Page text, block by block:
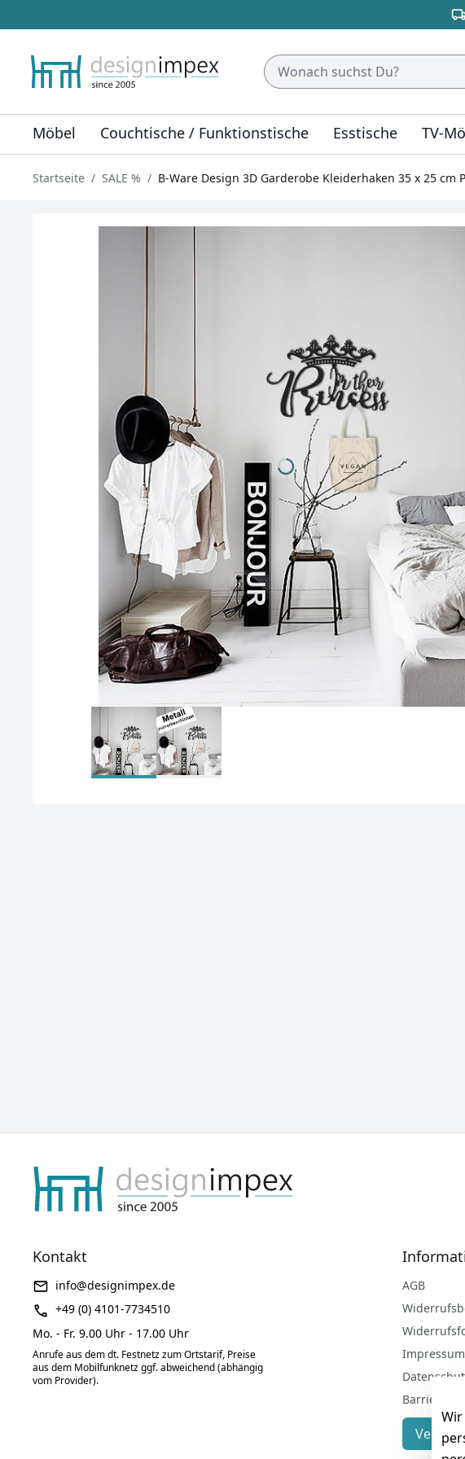
Möbel Couchtische / Funktionstische Esstische TV-
Startseite SALE % B-Ware Design 3D Garderobe Kleiderhaken 35 x 25
Kontakt
info@designimpex.de
+49 (0) 4101-7734510
Mo. - Fr. 9.00 Uhr - 17.00 Uhr
Anrufe aus dem dt. Festnetz zum Ortstarif, Preise
aus dem Mobilfunknetz ggf. abweichend (abhängig
vom Provider).
AGB
Impressum